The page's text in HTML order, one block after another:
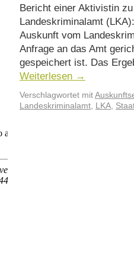
Bericht einer Aktivistin
Landeskriminalamt
Auskunft vom
Anfrage an das Amt
gespeichert ist. Das
Weiterlesen →
Verschlagwortet mit
Landeskriminalamt, LKA,